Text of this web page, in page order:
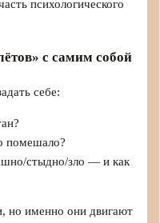
психологического
с самим собой
себе:
помешало?
стыдно/зло — и как
но именно они двигают